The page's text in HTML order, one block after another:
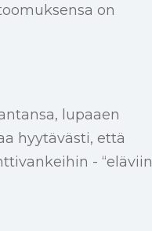
on
lupaaen
hyytävästi, että
- “eläviin